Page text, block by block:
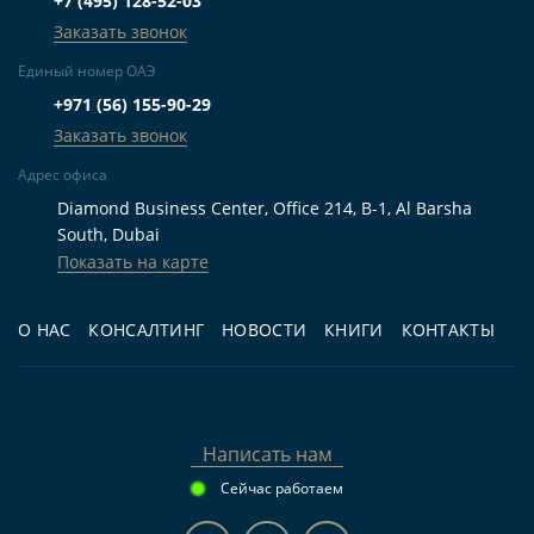
Кому подходит
Для жизни:покупателям, которым важны
первая линия, пляжный формат, балкон,
парковкой.
Для инвестиций:
квартиру в Рас-эль-Хайме для аренды и готов
расходы по конкретному сценарию.
решение о продаже ближе к передаче объекта
с учётом рыночной конъюнктуры.
О НАС КОНСАЛТИНГ НОВОСТИ КНИГИ КОНТАКТЫ
Заказать звонок
Единый номер ОАЭ
+971 (56) 155-90-29
Заказать звонок
Адрес офиса
Diamond Business Center, Office 214, B-1, Al Barsha
South, Dubai
Показать на карте
Написать нам
Сейчас работаем